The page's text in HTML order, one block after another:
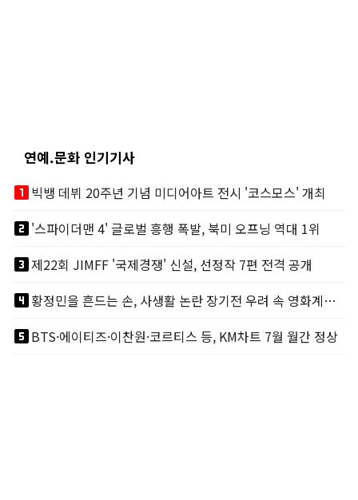
연예.문화 인기기사
looks_one빅뱅 데뷔 20주년 기념 미디어아트 전시 '코스모스' 개최
looks_two'스파이더맨 4' 글로벌 흥행 폭발, 북미 오프닝 역대 1위
looks_3제22회 JIMFF '국제경쟁' 신설, 선정작 7편 전격 공개
looks_4
황정민을 흔드는 손, 사생활 논란 장기전 우려 속 영화계도 리스크
looks_5BTS·에이티즈·이찬원·코르티스 등, KM차트 7월 월간 정상